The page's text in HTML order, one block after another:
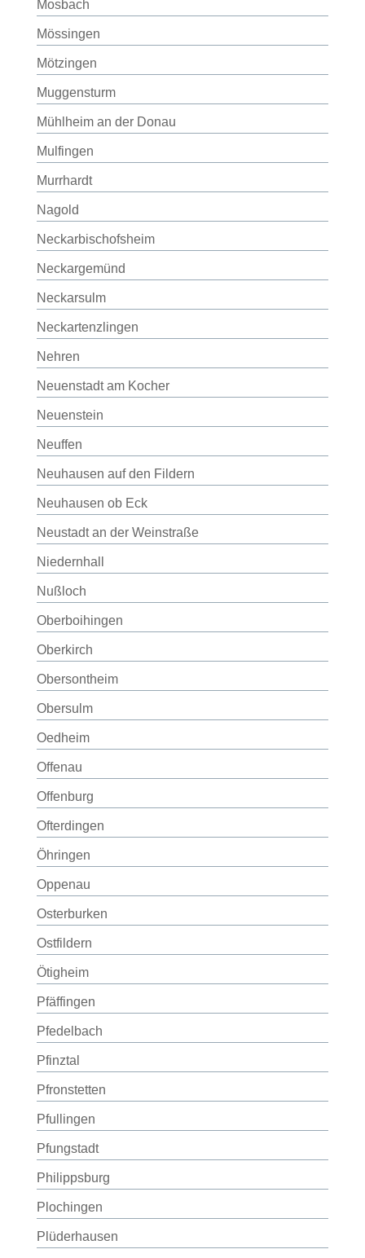
Mosbach
Mössingen
Mötzingen
Muggensturm
Mühlheim an der Donau
Mulfingen
Murrhardt
Nagold
Neckarbischofsheim
Neckargemünd
Neckarsulm
Neckartenzlingen
Nehren
Neuenstadt am Kocher
Neuenstein
Neuffen
Neuhausen auf den Fildern
Neuhausen ob Eck
Neustadt an der Weinstraße
Niedernhall
Nußloch
Oberboihingen
Oberkirch
Obersontheim
Obersulm
Oedheim
Offenau
Offenburg
Ofterdingen
Öhringen
Oppenau
Osterburken
Ostfildern
Ötigheim
Pfäffingen
Pfedelbach
Pfinztal
Pfronstetten
Pfullingen
Pfungstadt
Philippsburg
Plochingen
Plüderhausen